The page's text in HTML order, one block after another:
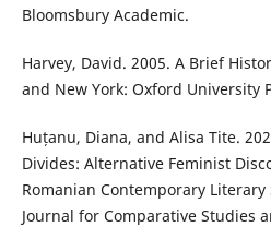
Bloomsbury Academic.
Harvey, David. 2005. A Brief
and New York: Oxford University
Huțanu, Diana, and Alisa Tite.
Divides: Alternative Feminist
Romanian Contemporary
Journal for Comparative Studies